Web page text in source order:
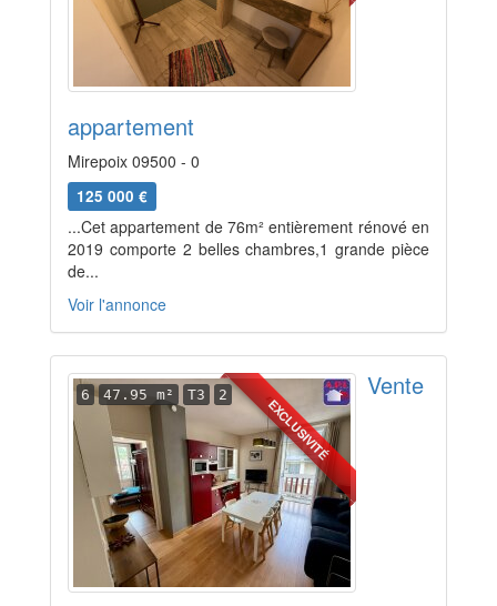
appartement
Mirepoix 09500 - 0
125 000 €
...Cet appartement de 76m² entièrement rénové en
2019 comporte 2 belles chambres,1 grande pièce
de...
Voir l'annonce
EXCLUSIVITÉ
6 47.95 m² T3 2 Vente